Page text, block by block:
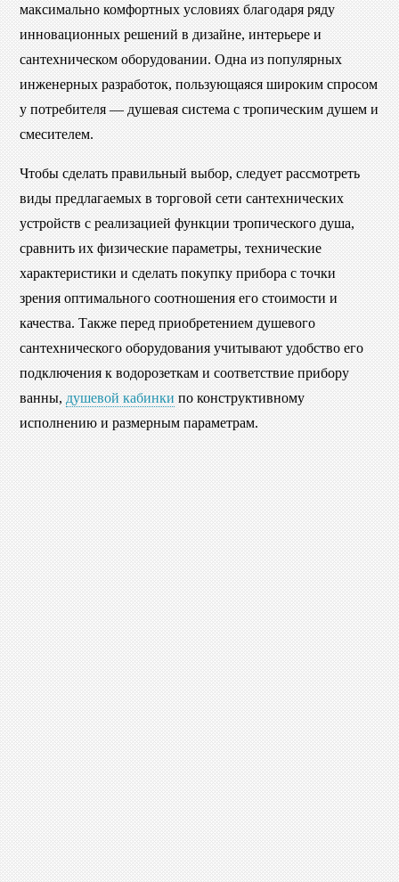
максимально комфортных условиях благодаря ряду
инновационных решений в дизайне, интерьере и
сантехническом оборудовании. Одна из популярных
инженерных разработок, пользующаяся широким спросом
у потребителя — душевая система с тропическим душем и
смесителем.
Чтобы сделать правильный выбор, следует рассмотреть
виды предлагаемых в торговой сети сантехнических
устройств с реализацией функции тропического душа,
сравнить их физические параметры, технические
характеристики и сделать покупку прибора с точки
зрения оптимального соотношения его стоимости и
качества. Также перед приобретением душевого
сантехнического оборудования учитывают удобство его
подключения к водорозеткам и соответствие прибору
ванны, душевой кабинки по конструктивному
исполнению и размерным параметрам.